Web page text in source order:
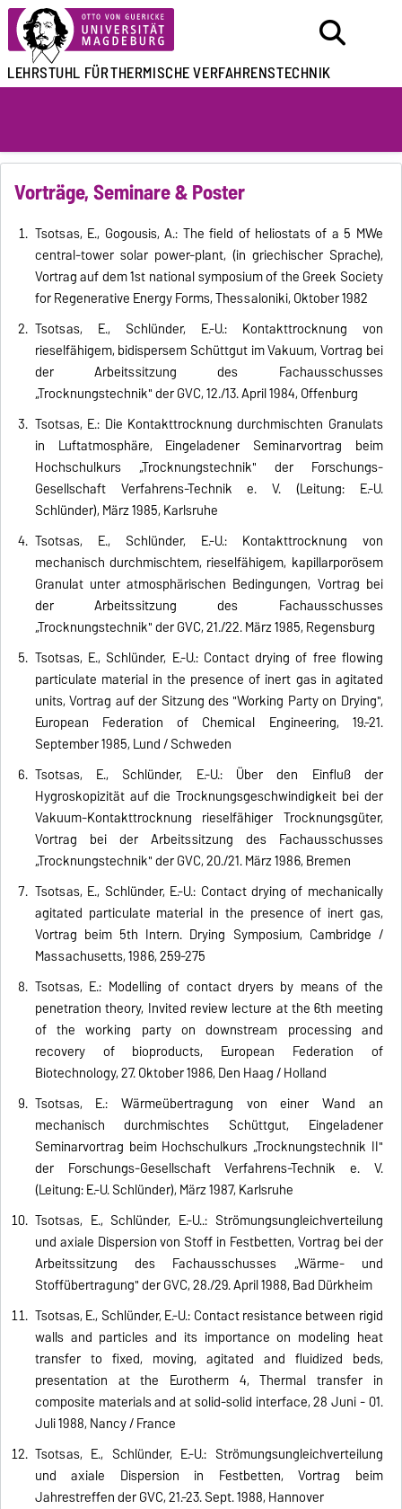
LEHRSTUHL FÜRTHERMISCHE VERFAHRENSTECHNIK
Vorträge, Seminare & Poster
Tsotsas, E., Gogousis, A.: The field of heliostats of a 5 MWe
central-tower solar power-plant, (in griechischer Sprache),
Vortrag auf dem 1st national symposium of the Greek Society
for Regenerative Energy Forms, Thessaloniki, Oktober 1982
Tsotsas, E., Schlünder, E.-U.: Kontakttrocknung von
rieselfähigem, bidispersem Schüttgut im Vakuum, Vortrag bei
der Arbeitssitzung des Fachausschusses
„Trocknungstechnik" der GVC, 12./13. April 1984, Offenburg
Tsotsas, E.: Die Kontakttrocknung durchmischten Granulats
in Luftatmosphäre, Eingeladener Seminarvortrag beim
Hochschulkurs „Trocknungstechnik" der Forschungs-
Gesellschaft Verfahrens-Technik e. V. (Leitung: E.-U.
Schlünder), März 1985, Karlsruhe
Tsotsas, E., Schlünder, E.-U.: Kontakttrocknung von
mechanisch durchmischtem, rieselfähigem, kapillarporösem
Granulat unter atmosphärischen Bedingungen, Vortrag bei
der Arbeitssitzung des Fachausschusses
„Trocknungstechnik" der GVC, 21./22. März 1985, Regensburg
Tsotsas, E., Schlünder, E.-U.: Contact drying of free flowing
particulate material in the presence of inert gas in agitated
units, Vortrag auf der Sitzung des "Working Party on Drying",
European Federation of Chemical Engineering, 19.-21.
September 1985, Lund / Schweden
Tsotsas, E., Schlünder, E.-U.: Über den Einfluß der
Hygroskopizität auf die Trocknungsgeschwindigkeit bei der
Vakuum-Kontakttrocknung rieselfähiger Trocknungsgüter,
Vortrag bei der Arbeitssitzung des Fachausschusses
„Trocknungstechnik" der GVC, 20./21. März 1986, Bremen
Tsotsas, E., Schlünder, E.-U.: Contact drying of mechanically
agitated particulate material in the presence of inert gas,
Vortrag beim 5th Intern. Drying Symposium, Cambridge /
Massachusetts, 1986, 259-275
Tsotsas, E.: Modelling of contact dryers by means of the
penetration theory, Invited review lecture at the 6th meeting
of the working party on downstream processing and
recovery of bioproducts, European Federation of
Biotechnology, 27. Oktober 1986, Den Haag / Holland
Tsotsas, E.: Wärmeübertragung von einer Wand an
mechanisch durchmischtes Schüttgut, Eingeladener
Seminarvortrag beim Hochschulkurs „Trocknungstechnik II"
der Forschungs-Gesellschaft Verfahrens-Technik e. V.
(Leitung: E.-U. Schlünder), März 1987, Karlsruhe
Tsotsas, E., Schlünder, E.-U..: Strömungsungleichverteilung
und axiale Dispersion von Stoff in Festbetten, Vortrag bei der
Arbeitssitzung des Fachausschusses „Wärme- und
Stoffübertragung" der GVC, 28./29. April 1988, Bad Dürkheim
Tsotsas, E., Schlünder, E.-U.: Contact resistance between rigid
walls and particles and its importance on modeling heat
transfer to fixed, moving, agitated and fluidized beds,
presentation at the Eurotherm 4, Thermal transfer in
composite materials and at solid-solid interface, 28 Juni - 01.
Juli 1988, Nancy / France
Tsotsas, E., Schlünder, E.-U.: Strömungsungleichverteilung
und axiale Dispersion in Festbetten, Vortrag beim
Jahrestreffen der GVC, 21.-23. Sept. 1988, Hannover